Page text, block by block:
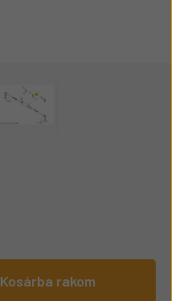
Kosárba rakom